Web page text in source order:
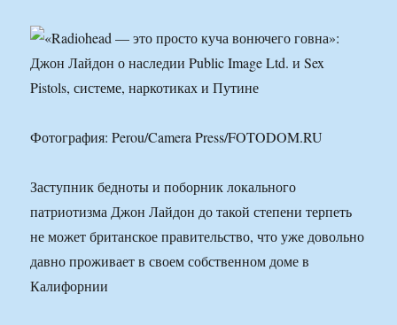
Фотография: Perou/Camera Press/FOTODOM.RU
Заступник бедноты и поборник локального
патриотизма Джон Лайдон до такой степени терпеть
не может британское правительство, что уже довольно
давно проживает в своем собственном доме в
Калифорнии